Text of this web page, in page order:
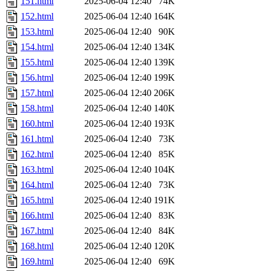
152.html
2025-06-04 12:40 164K
153.html
2025-06-04 12:40
90K
154.html
2025-06-04 12:40 134K
155.html
2025-06-04 12:40 139K
156.html
2025-06-04 12:40 199K
157.html
2025-06-04 12:40 206K
158.html
2025-06-04 12:40 140K
160.html
2025-06-04 12:40 193K
161.html
2025-06-04 12:40
73K
162.html
2025-06-04 12:40
85K
163.html
2025-06-04 12:40 104K
164.html
2025-06-04 12:40
73K
165.html
2025-06-04 12:40 191K
166.html
2025-06-04 12:40
83K
167.html
2025-06-04 12:40
84K
168.html
2025-06-04 12:40 120K
169.html
2025-06-04 12:40
69K